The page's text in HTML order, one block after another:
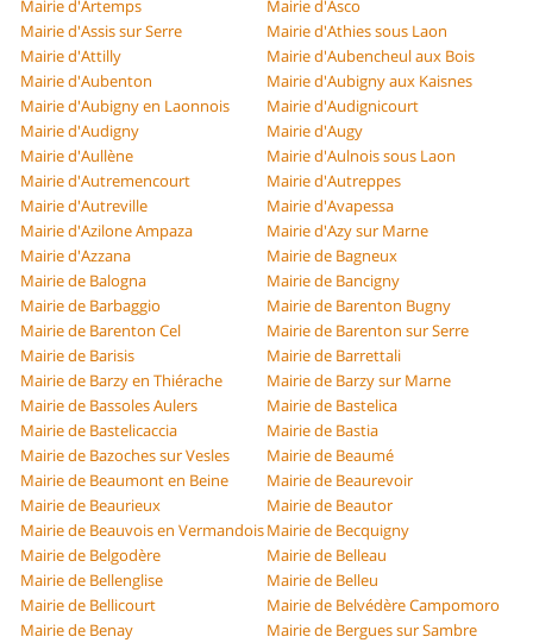
Mairie d'Artemps
Mairie d'Asco
Mairie d'Assis sur Serre
Mairie d'Athies sous Laon
Mairie d'Attilly
Mairie d'Aubencheul aux Bois
Mairie d'Aubenton
Mairie d'Aubigny aux Kaisnes
Mairie d'Aubigny en Laonnois
Mairie d'Audignicourt
Mairie d'Audigny
Mairie d'Augy
Mairie d'Aullène
Mairie d'Aulnois sous Laon
Mairie d'Autremencourt
Mairie d'Autreppes
Mairie d'Autreville
Mairie d'Avapessa
Mairie d'Azilone Ampaza
Mairie d'Azy sur Marne
Mairie d'Azzana
Mairie de Bagneux
Mairie de Balogna
Mairie de Bancigny
Mairie de Barbaggio
Mairie de Barenton Bugny
Mairie de Barenton Cel
Mairie de Barenton sur Serre
Mairie de Barisis
Mairie de Barrettali
Mairie de Barzy en Thiérache
Mairie de Barzy sur Marne
Mairie de Bassoles Aulers
Mairie de Bastelica
Mairie de Bastelicaccia
Mairie de Bastia
Mairie de Bazoches sur Vesles
Mairie de Beaumé
Mairie de Beaumont en Beine
Mairie de Beaurevoir
Mairie de Beaurieux
Mairie de Beautor
Mairie de Beauvois en VermandoisMairie de Becquigny
Mairie de Belgodère
Mairie de Belleau
Mairie de Bellenglise
Mairie de Belleu
Mairie de Bellicourt
Mairie de Belvédère Campomoro
Mairie de Benay
Mairie de Bergues sur Sambre